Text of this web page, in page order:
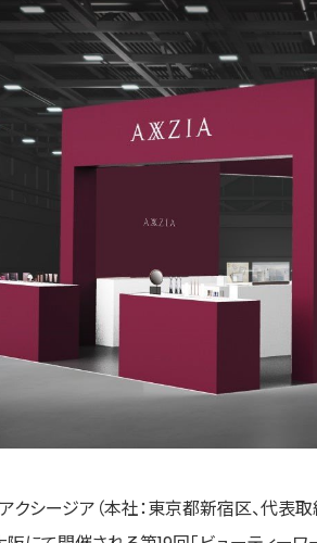
クシージア（本社：東京都新宿区、代表